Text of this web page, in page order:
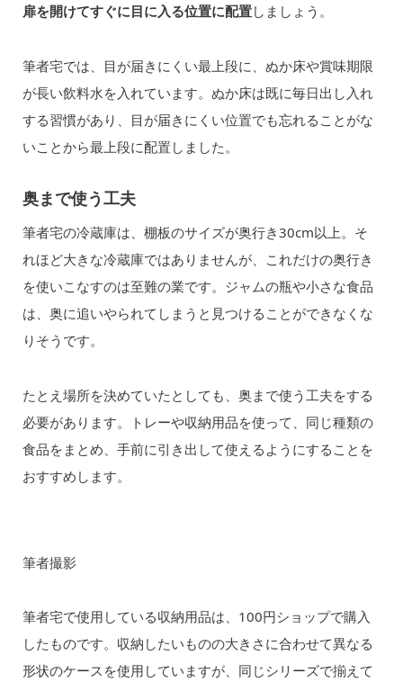
扉を開けてすぐに目に入る位置に配置しましょう。
筆者宅では、目が届きにくい最上段に、ぬか床や賞味期限
が長い飲料水を入れています。ぬか床は既に毎日出し入れ
する習慣があり、目が届きにくい位置でも忘れることがな
いことから最上段に配置しました。
奥まで使う工夫
筆者宅の冷蔵庫は、棚板のサイズが奥行き30cm以上。そ
れほど大きな冷蔵庫ではありませんが、これだけの奥行き
を使いこなすのは至難の業です。ジャムの瓶や小さな食品
は、奥に追いやられてしまうと見つけることができなくな
りそうです。
たとえ場所を決めていたとしても、奥まで使う工夫をする
必要があります。トレーや収納用品を使って、同じ種類の
食品をまとめ、手前に引き出して使えるようにすることを
おすすめします。
筆者撮影
筆者宅で使用している収納用品は、100円ショップで購入
したものです。収納したいものの大きさに合わせて異なる
形状のケースを使用していますが、同じシリーズで揃えて